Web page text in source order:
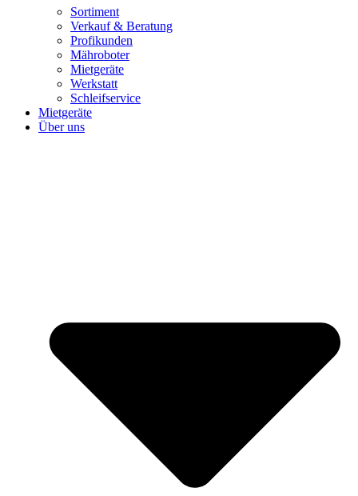
Sortiment
Verkauf & Beratung
Profikunden
Mähroboter
Mietgeräte
Werkstatt
Schleifservice
Mietgeräte
Über uns